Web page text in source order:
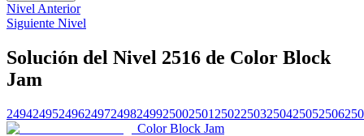
Nivel Anterior
Siguiente Nivel
Solución del Nivel 2516 de Color Block
Jam
24942495249624972498249925002501 25022503250425052506
Color Block Jam